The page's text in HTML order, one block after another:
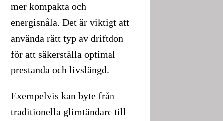
mer kompakta och
energisnåla. Det är viktigt att
använda rätt typ av driftdon
för att säkerställa optimal
prestanda och livslängd.
Exempelvis kan byte från
traditionella glimtändare till